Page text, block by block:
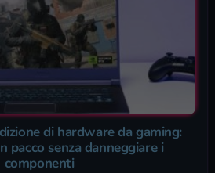
di hardware da gaming:
pacco senza danneggiare i
componenti